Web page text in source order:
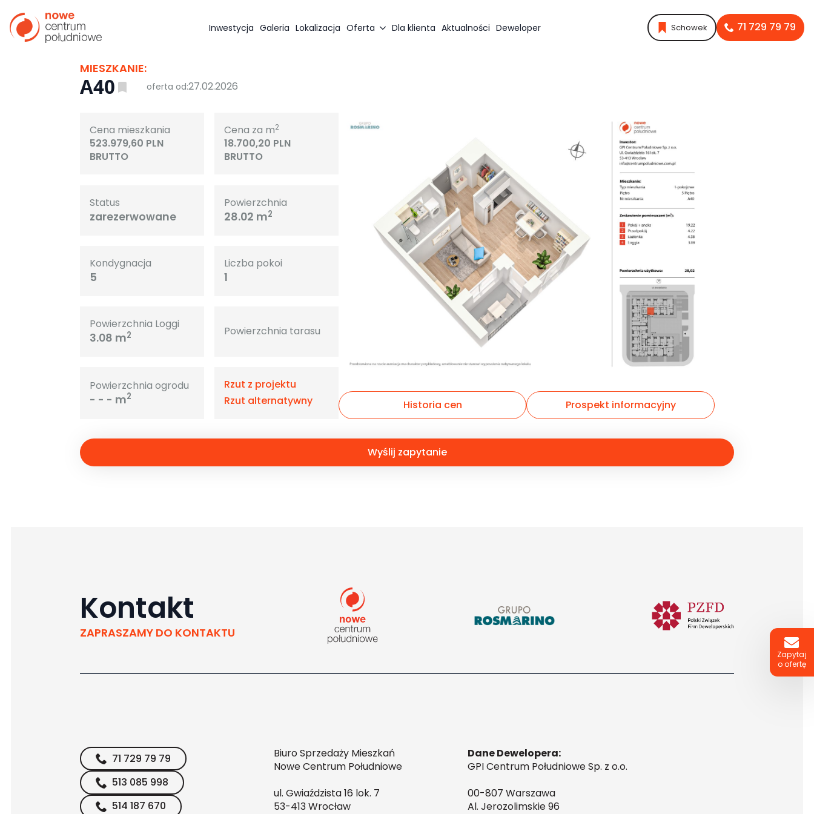
Inwestycja Galeria Lokalizacja Oferta Dla klienta Aktualności Deweloper Schowek 71 729 79 79
Zapytaj
o ofertę
MIESZKANIE:
A40 oferta od:27.02.2026
Cena mieszkania
523.979,60 PLN
BRUTTO
Cena za m2
18.700,20 PLN
BRUTTO
Status
zarezerwowane
Powierzchnia
28.02 m2
Kondygnacja
5
Liczba pokoi
1
Powierzchnia Loggi
3.08 m2 Powierzchnia tarasu
Powierzchnia ogrodu
- - - m2
Rzut z projektu
Rzut alternatywny
Historia cen Prospekt informacyjny
Wyślij zapytanie
Kontakt
ZAPRASZAMY DO KONTAKTU
71 729 79 79
513 085 998
514 187 670
Biuro Sprzedaży Mieszkań
Nowe Centrum Południowe
ul. Gwiaździsta 16 lok. 7
53-413 Wrocław
Dane Dewelopera:
GPI Centrum Południowe Sp. z o.o.
00-807 Warszawa
Al. Jerozolimskie 96